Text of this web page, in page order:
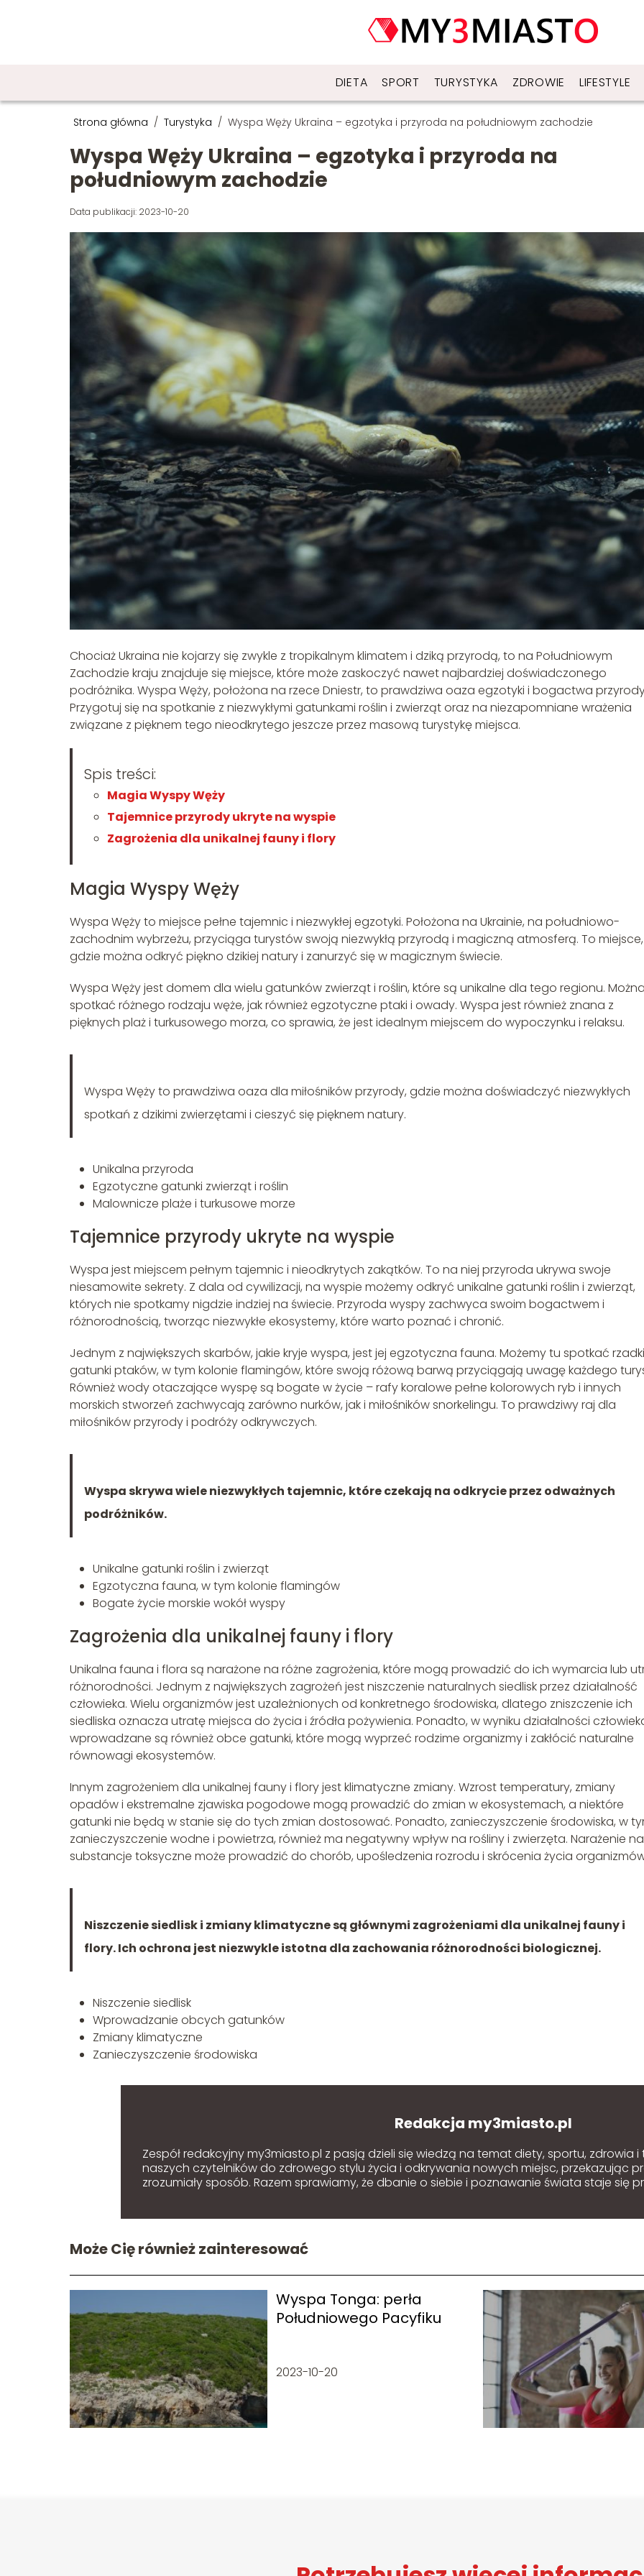
DIETA SPORT TURYSTYKA ZDROWIE LIFESTYLE
Strona główna / Turystyka / Wyspa Węży Ukraina – egzotyka i przyroda na południowym zachodzie
Wyspa Węży Ukraina – egzotyka i przyroda na
południowym zachodzie
Data publikacji: 2023-10-20
Chociaż Ukraina nie kojarzy się zwykle z tropikalnym klimatem i dziką przyrodą, to na Południowym
Zachodzie kraju znajduje się miejsce, które może zaskoczyć nawet najbardziej doświadczonego
podróżnika. Wyspa Węży, położona na rzece Dniestr, to prawdziwa oaza egzotyki i bogactwa
Przygotuj się na spotkanie z niezwykłymi gatunkami roślin i zwierząt oraz na niezapomniane wrażenia
związane z pięknem tego nieodkrytego jeszcze przez masową turystykę miejsca.
Spis treści:
Magia Wyspy Węży
Tajemnice przyrody ukryte na wyspie
Zagrożenia dla unikalnej fauny i flory
Magia Wyspy Węży
Wyspa Węży to miejsce pełne tajemnic i niezwykłej egzotyki. Położona na Ukrainie, na południowo-
zachodnim wybrzeżu, przyciąga turystów swoją niezwykłą przyrodą i magiczną atmosferą. To miejsce,
gdzie można odkryć piękno dzikiej natury i zanurzyć się w magicznym świecie.
Wyspa Węży jest domem dla wielu gatunków zwierząt i roślin, które są unikalne dla tego regionu.
spotkać różnego rodzaju węże, jak również egzotyczne ptaki i owady. Wyspa jest również znana z
pięknych plaż i turkusowego morza, co sprawia, że jest idealnym miejscem do wypoczynku i relaksu.
Wyspa Węży to prawdziwa oaza dla miłośników przyrody, gdzie można doświadczyć niezwykłych
spotkań z dzikimi zwierzętami i cieszyć się pięknem natury.
Unikalna przyroda
Egzotyczne gatunki zwierząt i roślin
Malownicze plaże i turkusowe morze
Tajemnice przyrody ukryte na wyspie
Wyspa jest miejscem pełnym tajemnic i nieodkrytych zakątków. To na niej przyroda ukrywa swoje
niesamowite sekrety. Z dala od cywilizacji, na wyspie możemy odkryć unikalne gatunki roślin i zwierząt,
których nie spotkamy nigdzie indziej na świecie. Przyroda wyspy zachwyca swoim bogactwem i
różnorodnością, tworząc niezwykłe ekosystemy, które warto poznać i chronić.
Jednym z największych skarbów, jakie kryje wyspa, jest jej egzotyczna fauna. Możemy tu spotkać
gatunki ptaków, w tym kolonie flamingów, które swoją różową barwą przyciągają uwagę każdego
Również wody otaczające wyspę są bogate w życie – rafy koralowe pełne kolorowych ryb i innych
morskich stworzeń zachwycają zarówno nurków, jak i miłośników snorkelingu. To prawdziwy raj dla
miłośników przyrody i podróży odkrywczych.
Wyspa skrywa wiele niezwykłych tajemnic, które czekają na odkrycie przez odważnych
podróżników.
Unikalne gatunki roślin i zwierząt
Egzotyczna fauna, w tym kolonie flamingów
Bogate życie morskie wokół wyspy
Zagrożenia dla unikalnej fauny i flory
Unikalna fauna i flora są narażone na różne zagrożenia, które mogą prowadzić do ich wymarcia lub
różnorodności. Jednym z największych zagrożeń jest niszczenie naturalnych siedlisk przez działalność
człowieka. Wielu organizmów jest uzależnionych od konkretnego środowiska, dlatego zniszczenie ich
siedliska oznacza utratę miejsca do życia i źródła pożywienia. Ponadto, w wyniku działalności
wprowadzane są również obce gatunki, które mogą wyprzeć rodzime organizmy i zakłócić naturalne
równowagi ekosystemów.
Innym zagrożeniem dla unikalnej fauny i flory jest klimatyczne zmiany. Wzrost temperatury, zmiany
opadów i ekstremalne zjawiska pogodowe mogą prowadzić do zmian w ekosystemach, a niektóre
gatunki nie będą w stanie się do tych zmian dostosować. Ponadto, zanieczyszczenie środowiska, w
zanieczyszczenie wodne i powietrza, również ma negatywny wpływ na rośliny i zwierzęta. Narażenie na
substancje toksyczne może prowadzić do chorób, upośledzenia rozrodu i skrócenia życia
Niszczenie siedlisk i zmiany klimatyczne są głównymi zagrożeniami dla unikalnej fauny i
flory. Ich ochrona jest niezwykle istotna dla zachowania różnorodności biologicznej.
Niszczenie siedlisk
Wprowadzanie obcych gatunków
Zmiany klimatyczne
Zanieczyszczenie środowiska
Redakcja my3miasto.pl
Zespół redakcyjny my3miasto.pl z pasją dzieli się wiedzą na temat diety, sportu, zdrowia
naszych czytelników do zdrowego stylu życia i odkrywania nowych miejsc, przekazując
zrozumiały sposób. Razem sprawiamy, że dbanie o siebie i poznawanie świata staje się
Może Cię również zainteresować
Wyspa Tonga: perła
Południowego Pacyfiku
2023-10-20